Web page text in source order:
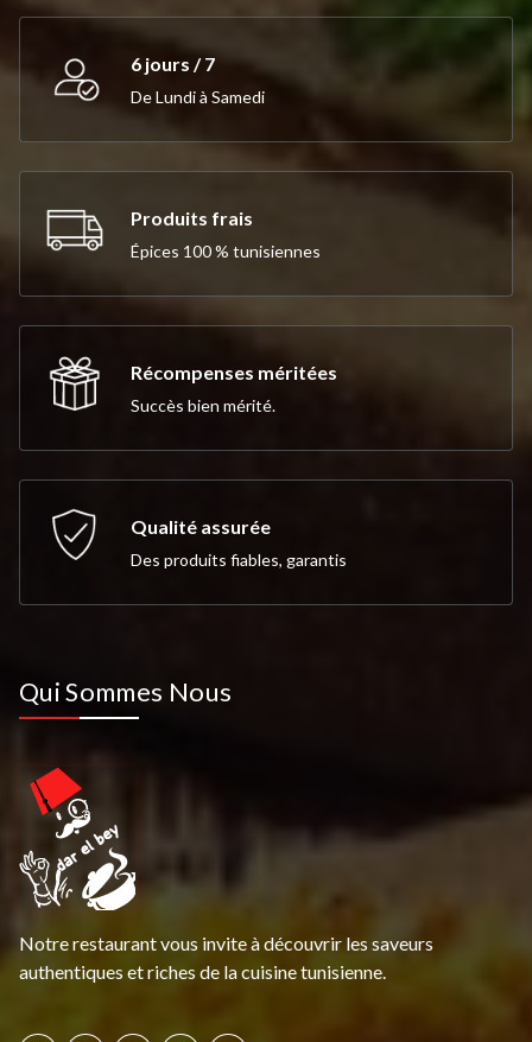
6 jours / 7
De Lundi à Samedi
Produits frais
Épices 100 % tunisiennes
Récompenses méritées
Succès bien mérité.
Qualité assurée
Des produits fiables, garantis
Qui Sommes Nous
Notre restaurant vous invite à découvrir les saveurs
authentiques et riches de la cuisine tunisienne.